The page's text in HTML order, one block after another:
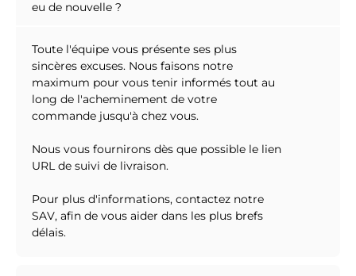
eu de nouvelle ?
Toute l'équipe vous présente ses plus
sincères excuses. Nous faisons notre
maximum pour vous tenir informés tout au
long de l'acheminement de votre
commande jusqu'à chez vous.
Nous vous fournirons dès que possible le lien
URL de suivi de livraison.
Pour plus d'informations, contactez notre
SAV, afin de vous aider dans les plus brefs
délais.